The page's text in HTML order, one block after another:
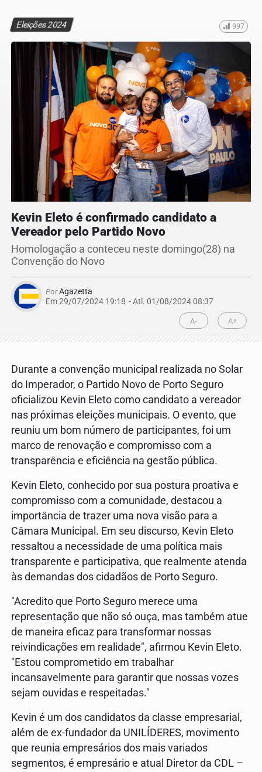
Eleições 2024 997
Kevin Eleto é confirmado candidato a
Vereador pelo Partido Novo
Homologação a conteceu neste domingo(28) na
Convenção do Novo
PorAgazetta
Em 29/07/2024 19:18 - Atl. 01/08/2024 08:37
A- A+
Durante a convenção municipal realizada no Solar
do Imperador, o Partido Novo de Porto Seguro
oficializou Kevin Eleto como candidato a vereador
nas próximas eleições municipais. O evento, que
reuniu um bom número de participantes, foi um
marco de renovação e compromisso com a
transparência e eficiência na gestão pública.
Kevin Eleto, conhecido por sua postura proativa e
compromisso com a comunidade, destacou a
importância de trazer uma nova visão para a
Câmara Municipal. Em seu discurso, Kevin Eleto
ressaltou a necessidade de uma política mais
transparente e participativa, que realmente atenda
às demandas dos cidadãos de Porto Seguro.
"Acredito que Porto Seguro merece uma
representação que não só ouça, mas também atue
de maneira eficaz para transformar nossas
reivindicações em realidade", afirmou Kevin Eleto.
"Estou comprometido em trabalhar
incansavelmente para garantir que nossas vozes
sejam ouvidas e respeitadas."
Kevin é um dos candidatos da classe empresarial,
além de ex-fundador da UNILÍDERES, movimento
que reunia empresários dos mais variados
segmentos, é empresário e atual Diretor da CDL –